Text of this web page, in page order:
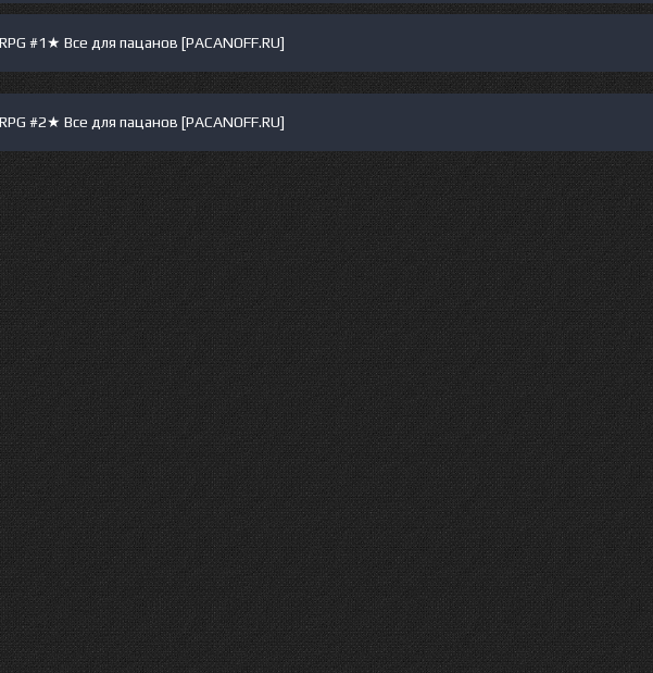
#1★ Bce для пaцaнoв [PACANOFF.RU]
#2★ Bce для пaцaнoв [PACANOFF.RU]